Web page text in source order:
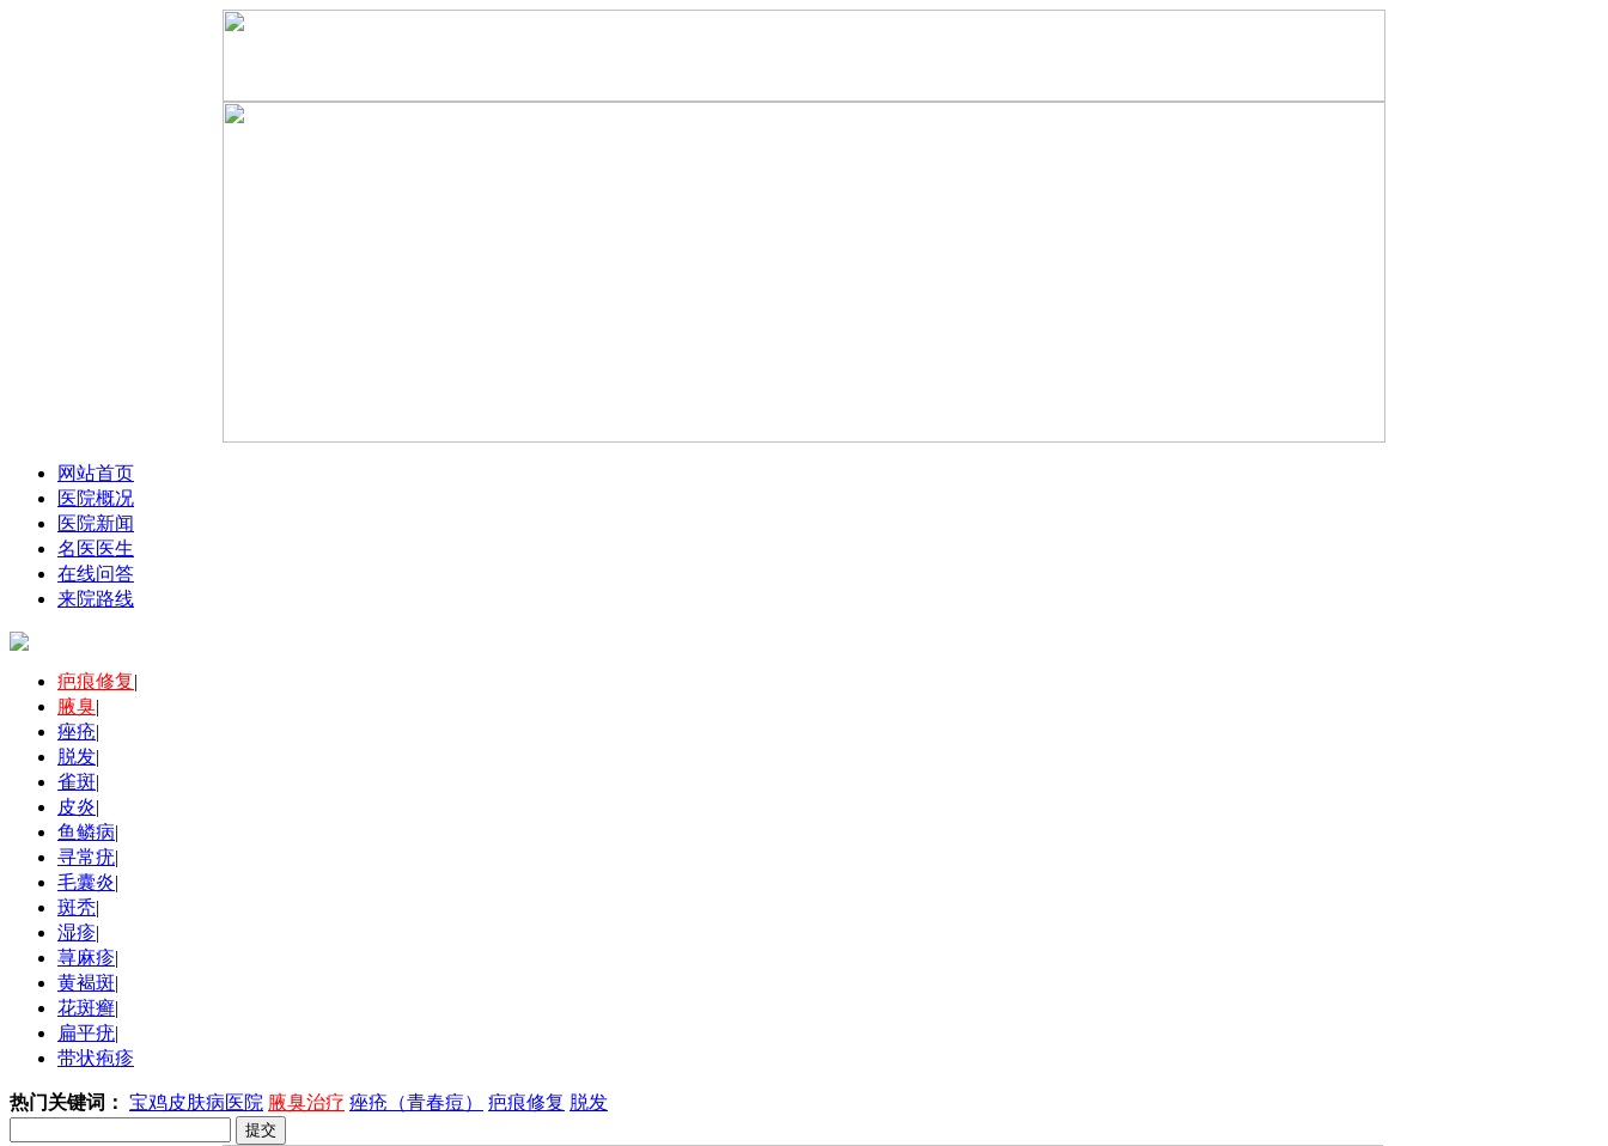
网站首页
医院概况
医院新闻
名医医生
在线问答
来院路线
疤痕修复|
腋臭|
痤疮|
脱发|
雀斑|
皮炎|
鱼鳞病|
寻常疣|
毛囊炎|
斑秃|
湿疹|
荨麻疹|
黄褐斑|
花斑癣|
扁平疣|
带状疱疹
热门关键词： 宝鸡皮肤病医院 腋臭治疗 痤疮（青春痘） 疤痕修复 脱发